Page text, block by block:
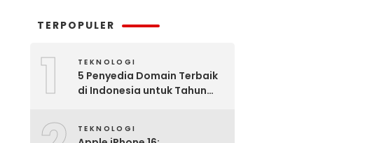
TERPOPULER
1 TEKNOLOGI
5 Penyedia Domain Terbaik
di Indonesia untuk Tahun
TEKNOLOGI